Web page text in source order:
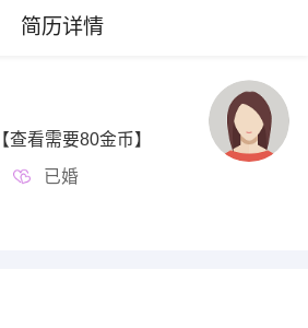
简历详情
【查看需要80金币】
已婚